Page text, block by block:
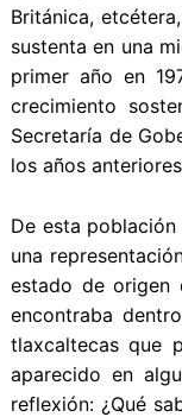
Británica,
sustenta en una
primer año en
crecimiento
Secretaría de
los años
De esta
una
estado de origen
encontraba
tlaxcaltecas que
aparecido en
reflexión: ¿Qué